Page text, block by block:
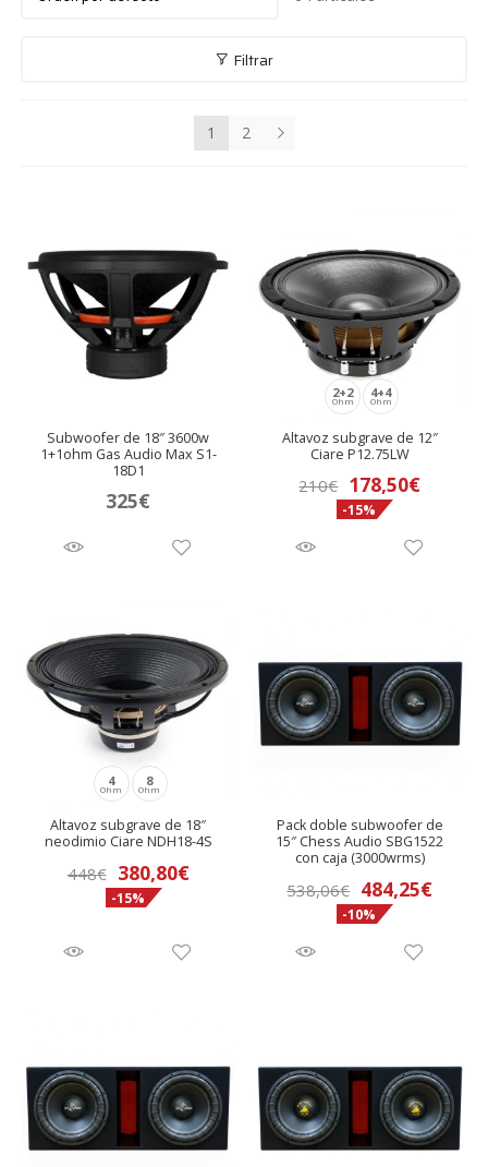
Filtrar
1 2
Subwoofer de 18″ 3600w
1+1ohm Gas Audio Max S1-
18D1
325€
2+2
Ohm
4+4
Ohm
Altavoz subgrave de 12″
Ciare P12.75LW
210€ 178,50€
-15%
4
Ohm
8
Ohm
Altavoz subgrave de 18″
neodimio Ciare NDH18-4S
448€ 380,80€
-15%
Pack doble subwoofer de
15″ Chess Audio SBG1522
con caja (3000wrms)
538,06€ El
precio
original
484,25€El
-10%